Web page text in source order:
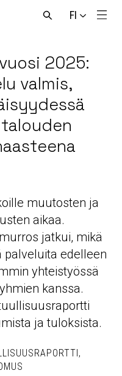
FI
Avaa
2025:
valmis,
muutosten ja
aikaa.
jatkui, mikä
palveluita edelleen
yhteistyössä
kanssa.
ja tuloksista.